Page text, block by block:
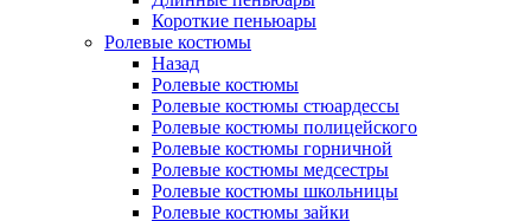
Короткие пеньюары
Ролевые костюмы
Назад
Ролевые костюмы
Ролевые костюмы стюардессы
Ролевые костюмы полицейского
Ролевые костюмы горничной
Ролевые костюмы медсестры
Ролевые костюмы школьницы
Ролевые костюмы зайки